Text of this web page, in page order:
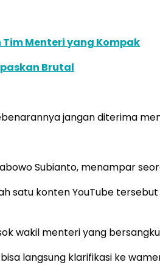
Menteri yang Kompak
Brutal
jangan diterima
Subianto, menampar
satu konten YouTube
wakil menteri yang
langsung klarifikasi ke